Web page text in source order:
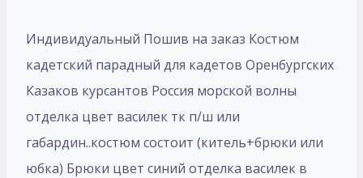
Индивидуальный Пошив на заказ Костюм
кадетский парадный для кадетов Оренбургских
Казаков курсантов Россия морской волны
отделка цвет василек тк п/ш или
габардин..костюм состоит (китель+брюки или
юбка) Брюки цвет синий отделка василек в